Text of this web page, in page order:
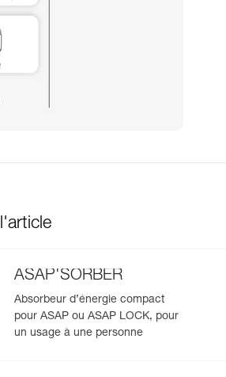
ASAP'SORBER
Absorbeur d’énergie compact
pour ASAP ou ASAP LOCK, pour
un usage à une personne